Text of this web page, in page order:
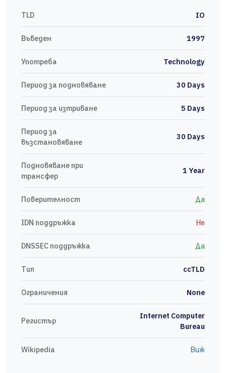
TLD IO
Въведен 1997
Употреба Technology
Период за подновяване 30 Days
Период за изтриване 5 Days
Период за
възстановяване
30 Days
Подновяване при
трансфер
1 Year
Поверителност Да
IDN поддръжка Не
DNSSEC поддръжка Да
Тип ccTLD
Ограничения None
Регистър
Internet Computer
Bureau
Wikipedia Виж